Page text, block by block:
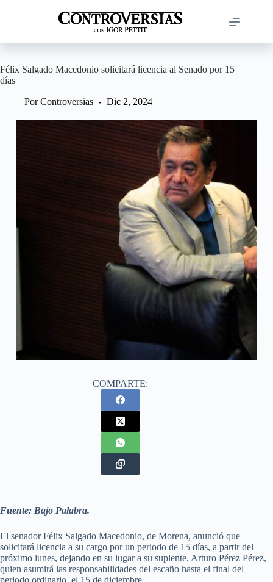
Félix Salgado Macedonio solicitará licencia al Senado por 15
días
Por Controversias Dic 2, 2024
COMPARTE:
Fuente: Bajo Palabra.
El senador Félix Salgado Macedonio, de Morena, anunció que
solicitará licencia a su cargo por un periodo de 15 días, a partir del
próximo lunes, dejando en su lugar a su suplente, Arturo Pérez Pérez,
quien asumirá las responsabilidades del escaño hasta el final del